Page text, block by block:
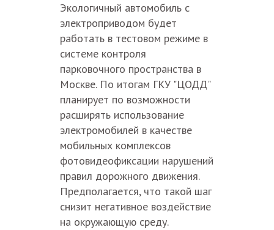
Экологичный автомобиль с
электроприводом будет
работать в тестовом режиме в
системе контроля
парковочного пространства в
Москве. По итогам ГКУ "ЦОДД"
планирует по возможности
расширять использование
электромобилей в качестве
мобильных комплексов
фотовидеофиксации нарушений
правил дорожного движения.
Предполагается, что такой шаг
снизит негативное воздействие
на окружающую среду.